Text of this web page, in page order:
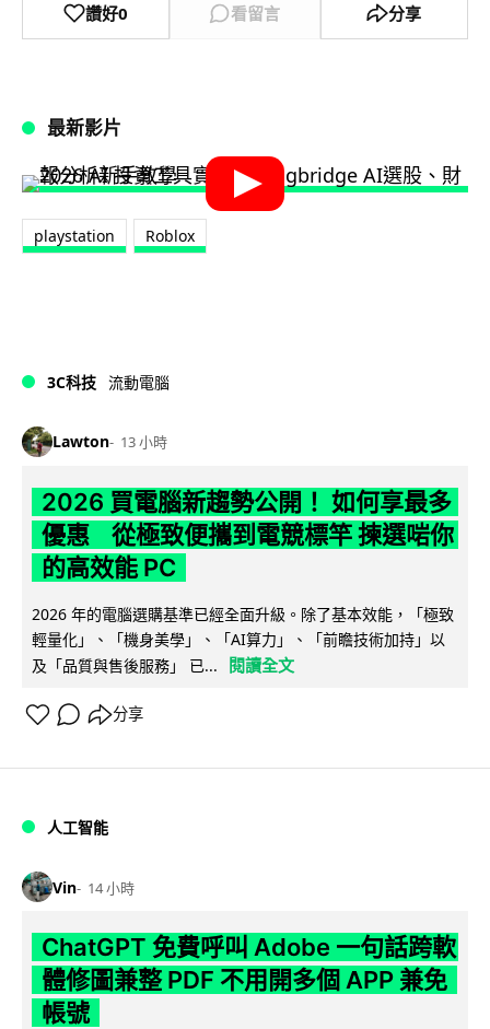
讚好0 看留言 分享
最新影片
playstation Roblox
3C科技 流動電腦
Lawton 13 小時
2026 買電腦新趨勢公開！ 如何享最多
優惠 從極致便攜到電競標竿 揀選啱你
的高效能 PC
2026 年的電腦選購基準已經全面升級。除了基本效能，「極致
輕量化」、「機身美學」、「AI算力」、「前瞻技術加持」以
及「品質與售後服務」 已...
閱讀全文
分享
人工智能
Vin 14 小時
ChatGPT 免費呼叫 Adobe 一句話跨軟
體修圖兼整 PDF 不用開多個 APP 兼免
帳號